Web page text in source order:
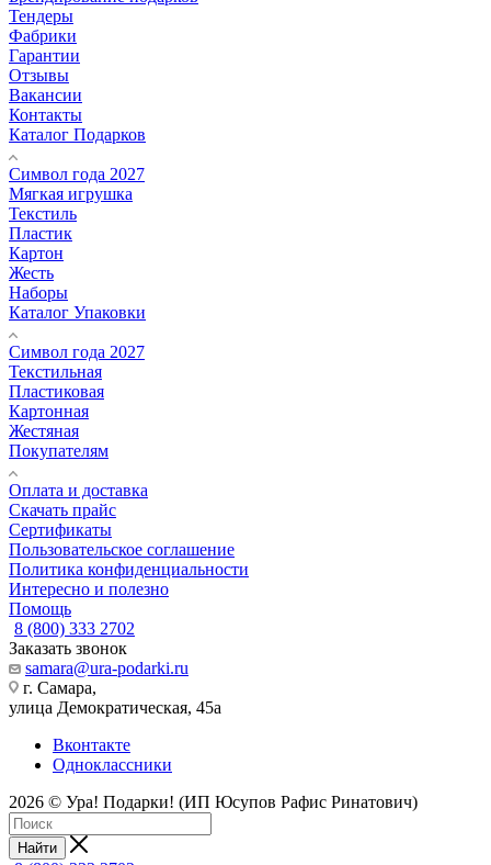
Тендеры
Фабрики
Гарантии
Отзывы
Вакансии
Контакты
Каталог Подарков
Символ года 2027
Мягкая игрушка
Текстиль
Пластик
Картон
Жесть
Наборы
Каталог Упаковки
Символ года 2027
Текстильная
Пластиковая
Картонная
Жестяная
Покупателям
Оплата и доставка
Скачать прайс
Сертификаты
Пользовательское соглашение
Политика конфиденциальности
Интересно и полезно
Помощь
8 (800) 333 2702
Заказать звонок
samara@ura-podarki.ru
г. Самара,
улица Демократическая, 45а
Вконтакте
Одноклассники
2026 © Ура! Подарки! (ИП Юсупов Рафис Ринатович)
Найти